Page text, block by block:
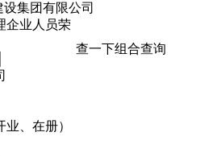
设集团有限公司
企业人员荣
查一下组合查询
、在册）